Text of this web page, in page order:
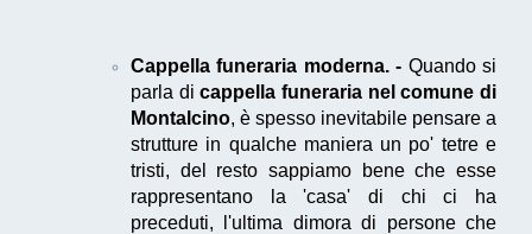
Cappella funeraria moderna. - Quando si
parla dicappella funeraria nel comune di
Montalcino, è spesso inevitabile pensare a
strutture in qualche maniera un po' tetre e
tristi, del resto sappiamo bene che esse
rappresentano la 'casa' di chi ci ha
preceduti, l'ultima dimora di persone che